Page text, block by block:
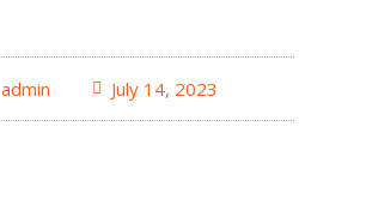
admin July 14, 2023